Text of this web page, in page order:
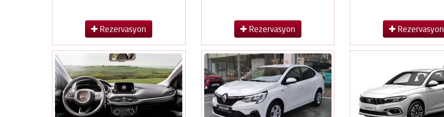
Rezervasyon Rezervasyon Rezervasyon